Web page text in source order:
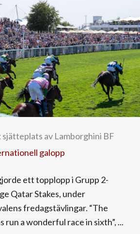
av Lamborghini BF
galopp
ett topplopp i Grupp 2-
Qatar Stakes, under
fredagstävlingar. “The
run a wonderful race in sixth”, ...